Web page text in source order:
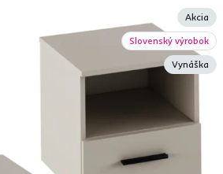
Akcia
Slovenský výrobok
Vynáška